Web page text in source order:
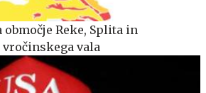
območje Reke, Splita in
vala